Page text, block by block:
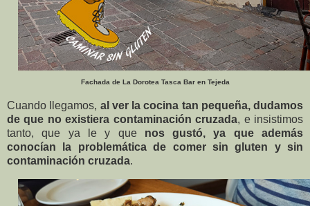
Fachada de La Dorotea Tasca Bar en Tejeda
Cuando llegamos, al ver la cocina tan pequeña, dudamos
de que no existiera contaminación cruzada, e insistimos
tanto, que ya le y que nos gustó, ya que además
conocían la problemática de comer sin gluten y sin
contaminación cruzada.